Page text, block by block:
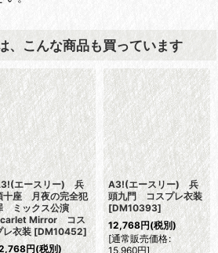
、こんな商品も買っています
エースリー) 兵
十座 月夜の完全犯
ミックス公演
Mirror コス
レ衣装 [DM10452]
円(税別)
A3!(エースリー) 兵
頭九門 コスプレ衣装
[DM10393]
12,768円(税別)
[通常販売価格:
15,960円]